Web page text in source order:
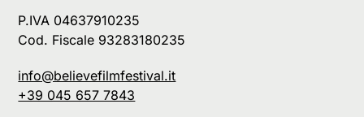
P.IVA 04637910235
Cod. Fiscale 93283180235
info@believefilmfestival.it
+39 045 657 7843